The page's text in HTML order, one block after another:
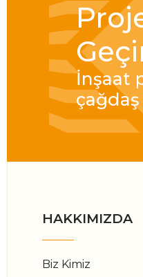
İnşaat
çağdaş
HAKKIMIZDA
Biz Kimiz